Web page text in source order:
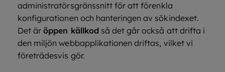
administratörsgränssnitt för att förenkla
konfigurationen och hanteringen av sökindexet.
Det äröppen källkod så det går också att drifta i
den miljön webbapplikationen driftas, vilket vi
företrädesvis gör.